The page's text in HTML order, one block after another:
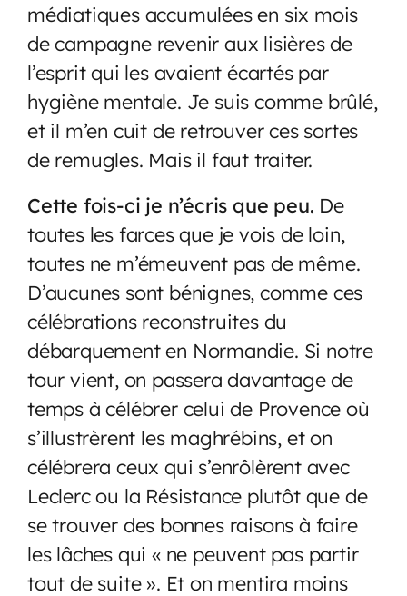
médiatiques accumulées en six mois
de campagne revenir aux lisières de
l’esprit qui les avaient écartés par
hygiène mentale. Je suis comme brûlé,
et il m’en cuit de retrouver ces sortes
de remugles. Mais il faut traiter.
Cette fois-ci je n’écris que peu. De
toutes les farces que je vois de loin,
toutes ne m’émeuvent pas de même.
D’aucunes sont bénignes, comme ces
célébrations reconstruites du
débarquement en Normandie. Si notre
tour vient, on passera davantage de
temps à célébrer celui de Provence où
s’illustrèrent les maghrébins, et on
célébrera ceux qui s’enrôlèrent avec
Leclerc ou la Résistance plutôt que de
se trouver des bonnes raisons à faire
les lâches qui « ne peuvent pas partir
tout de suite ». Et on mentira moins